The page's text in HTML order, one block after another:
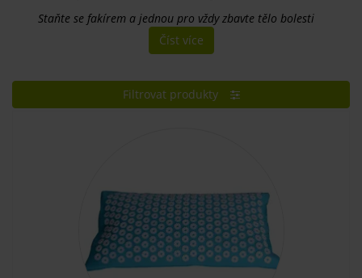
Staňte se fakírem a jednou pro vždy zbavte tělo bolesti
Číst více
Filtrovat produkty